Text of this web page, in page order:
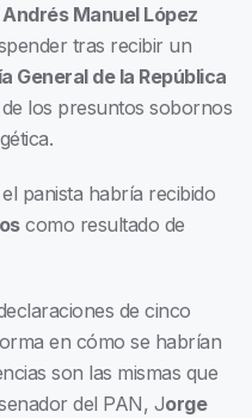
Andrés Manuel López
tras recibir un
General de la República
los presuntos sobornos
panista habría recibido
como resultado de
de cinco
en cómo se habrían
son las mismas que
del PAN, Jorge